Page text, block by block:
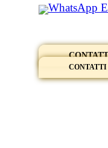
WhatsApp
CONTATTI